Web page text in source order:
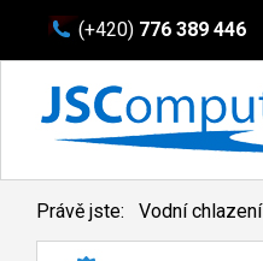
(+420) 776 389 446
Právě jste: Vodní chlazení